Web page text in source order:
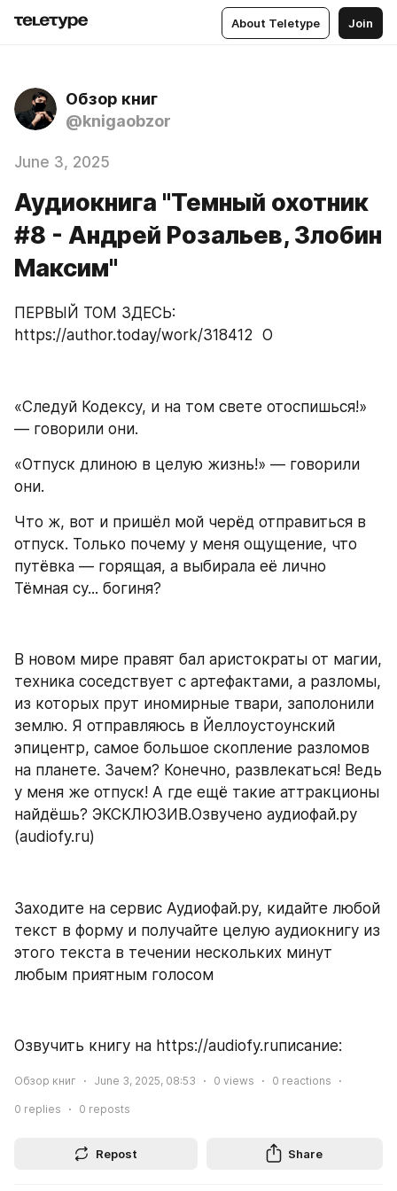
About Teletype Join
Обзор книг
@knigaobzor
June 3, 2025
Аудиокнига "Темный охотник
#8 - Андрей Розальев, Злобин
Максим"
ПЕРВЫЙ ТОМ ЗДЕСЬ:
https://author.today/work/318412  О
«Следуй Кодексу, и на том свете отоспишься!»
— говорили они.
«Отпуск длиною в целую жизнь!» — говорили
они.
Что ж, вот и пришёл мой черёд отправиться в
отпуск. Только почему у меня ощущение, что
путёвка — горящая, а выбирала её лично
Тёмная су... богиня?
В новом мире правят бал аристократы от магии,
техника соседствует с артефактами, а разломы,
из которых прут иномирные твари, заполонили
землю. Я отправляюсь в Йеллоустоунский
эпицентр, самое большое скопление разломов
на планете. Зачем? Конечно, развлекаться! Ведь
у меня же отпуск! А где ещё такие аттракционы
найдёшь? ЭКСКЛЮЗИВ.Озвучено аудиофай.ру
(audiofy.ru)
Заходите на сервис Аудиофай.ру, кидайте любой
текст в форму и получайте целую аудиокнигу из
этого текста в течении нескольких минут
любым приятным голосом
Озвучить книгу на https://audiofy.ruписание:
Обзор книг June 3, 2025, 08:53 0 views 0 reactions
0 replies 0 reposts
Repost Share